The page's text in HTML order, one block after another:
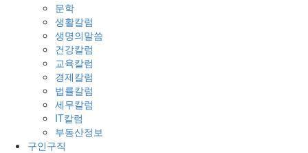
문학
생활칼럼
생명의말씀
건강칼럼
교육칼럼
경제칼럼
법률칼럼
세무칼럼
IT칼럼
부동산정보
구인구직